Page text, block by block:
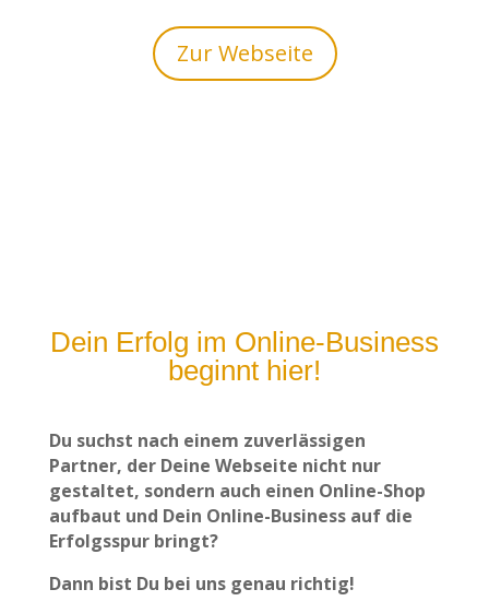
Zur Webseite
Dein Erfolg im Online-Business
beginnt hier!
Du suchst nach einem zuverlässigen
Partner, der Deine Webseite nicht nur
gestaltet, sondern auch einen Online-Shop
aufbaut und Dein Online-Business auf die
Erfolgsspur bringt?
Dann bist Du bei uns genau richtig!